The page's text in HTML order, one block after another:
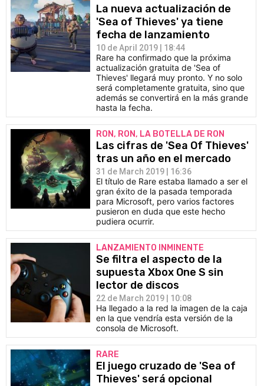
La nueva actualización de
'Sea of Thieves' ya tiene
fecha de lanzamiento
10 de April 2019 | 18:44
Rare ha confirmado que la próxima
actualización gratuita de 'Sea of
Thieves' llegará muy pronto. Y no solo
será completamente gratuita, sino que
además se convertirá en la más grande
hasta la fecha.
RON, RON, LA BOTELLA DE RON
Las cifras de 'Sea Of Thieves'
tras un año en el mercado
31 de March 2019 | 16:36
El título de Rare estaba llamado a ser el
gran éxito de la pasada temporada
para Microsoft, pero varios factores
pusieron en duda que este hecho
pudiera ocurrir.
LANZAMIENTO INMINENTE
Se filtra el aspecto de la
supuesta Xbox One S sin
lector de discos
22 de March 2019 | 10:08
Ha llegado a la red la imagen de la caja
en la que vendría esta versión de la
consola de Microsoft.
RARE
El juego cruzado de 'Sea of
Thieves' será opcional